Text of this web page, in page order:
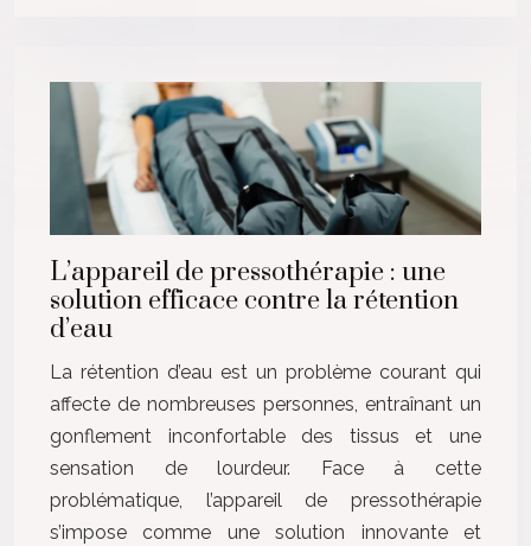
L’appareil de pressothérapie : une
solution efficace contre la rétention
d’eau
La rétention d’eau est un problème courant qui
affecte de nombreuses personnes, entraînant un
gonflement inconfortable des tissus et une
sensation de lourdeur. Face à cette
problématique, l’appareil de pressothérapie
s’impose comme une solution innovante et